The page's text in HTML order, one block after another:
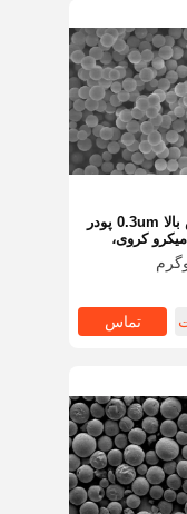
99.9٪ خلوص بالا 0.3um پودر
کروی،
میکروسفر
تماس